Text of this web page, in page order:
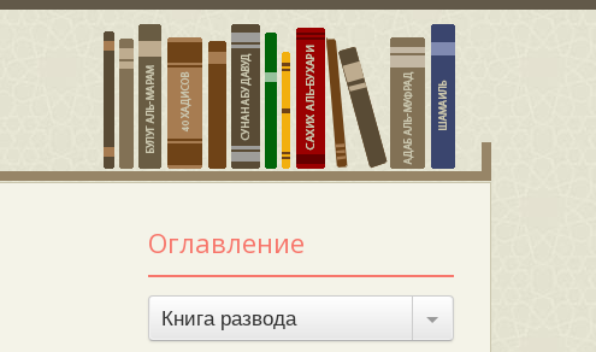
Оглавление
Книга развода